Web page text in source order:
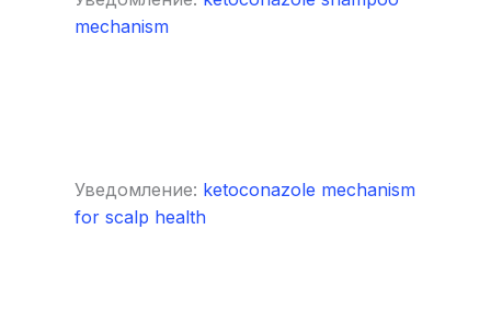
mechanism
Уведомление: ketoconazole mechanism
for scalp health